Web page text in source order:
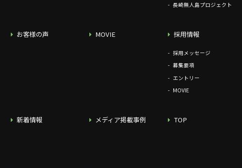
長崎無人島プロジェクト
お客様の声 MOVIE 採用情報
採用メッセージ
募集要項
エントリー
MOVIE
新着情報 メディア掲載事例 TOP